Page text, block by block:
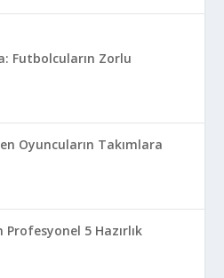
Futbolcuların Zorlu
Oyuncuların Takımlara
5 Hazırlık